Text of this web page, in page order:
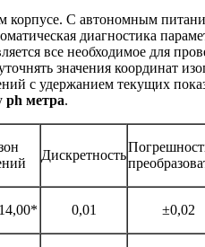
С автономным
диагностика
все необходимое для
значения координат
с удержанием текущих
ph метра.
Дискретность
0,01 ±0,02